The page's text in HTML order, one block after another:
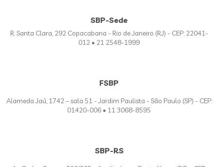
SBP-Sede
R. Santa Clara, 292 Copacabana - Rio de Janeiro (RJ) - CEP: 22041-
012 • 21 2548-1999
FSBP
Alameda Jaú, 1742 – sala 51 - Jardim Paulista - São Paulo (SP) - CEP:
01420-006 • 11 3068-8595
SBP-RS